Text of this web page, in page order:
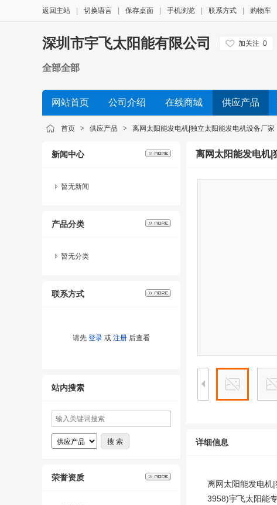
返回主站 切换语言 保存桌面 手机浏览 联系方式 购物车
深圳市宇飞太阳能有限公司 加关注 0
全部全部
网站首页 公司介绍 在线商城 供应产品
首页 > 供应产品 > 离网太阳能发电机|独立太阳能发电机设备厂家
新闻中心
暂无新闻
产品分类
暂无分类
联系方式
请先 登录 或 注册 后查看
站内搜索
荣誉资质
离网太阳能发电机|
详细信息
离网太阳能发电机
3958)宇飞太阳能